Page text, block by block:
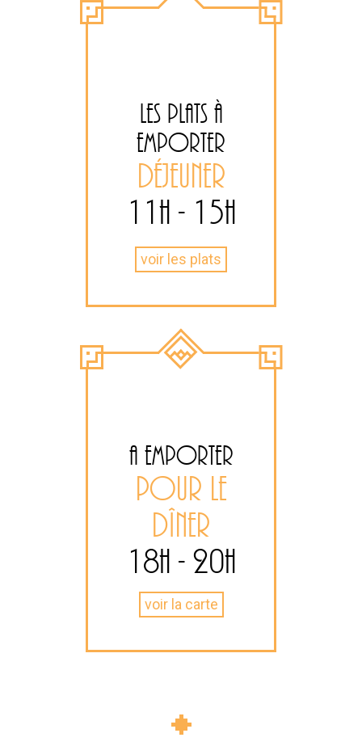
LES PLATS À
EMPORTER
DÉJEUNER
11H - 15H
voir les plats
A EMPORTER
POUR LE
DÎNER
18H - 20H
voir la carte